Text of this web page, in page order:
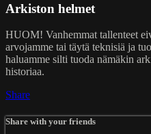
Arkiston helmet
HUOM! Vanhemmat tallenteet
arvojamme tai täytä teknisiä ja
haluamme silti tuoda nämäkin
historiaa.
Share
Share with your friends